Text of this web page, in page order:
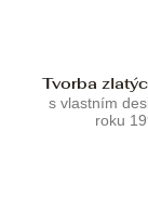
Tvorba
s vlastním
roku